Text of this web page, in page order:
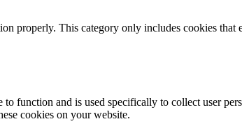
properly. This category only includes cookies
function and is used specifically to collect user
cookies on your website.